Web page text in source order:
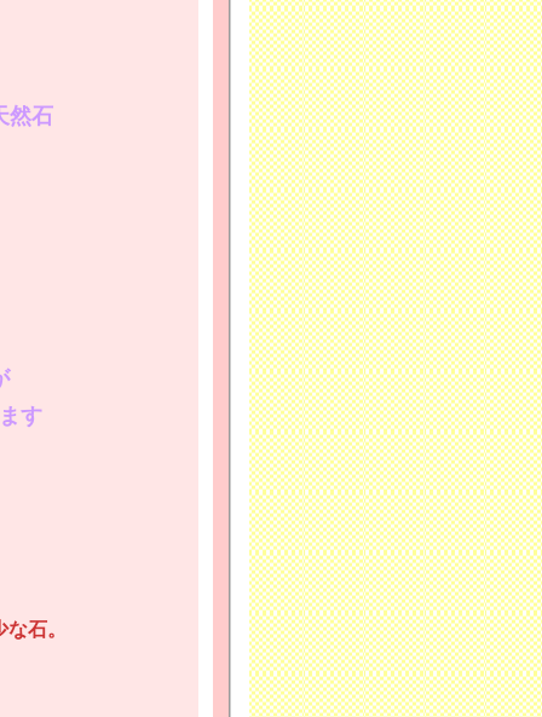
然石
す
石。